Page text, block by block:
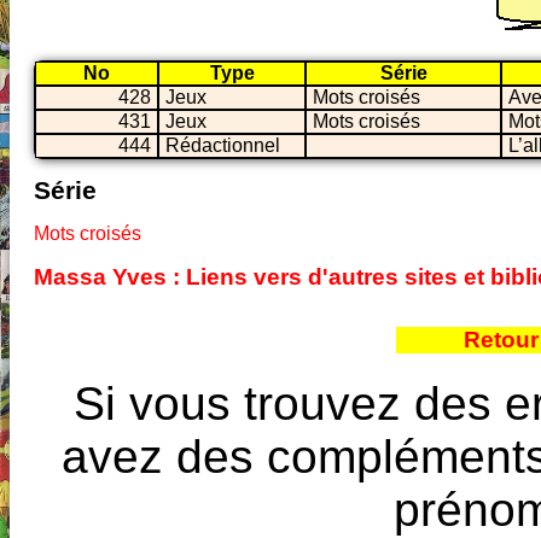
No Type
Série
428
Jeux Mots croisés
431
Jeux Mots croisés
444
Rédactionnel
Série
Mots croisés
Massa Yves : Liens vers d'autres sites et
Si vous trouvez des
avez des